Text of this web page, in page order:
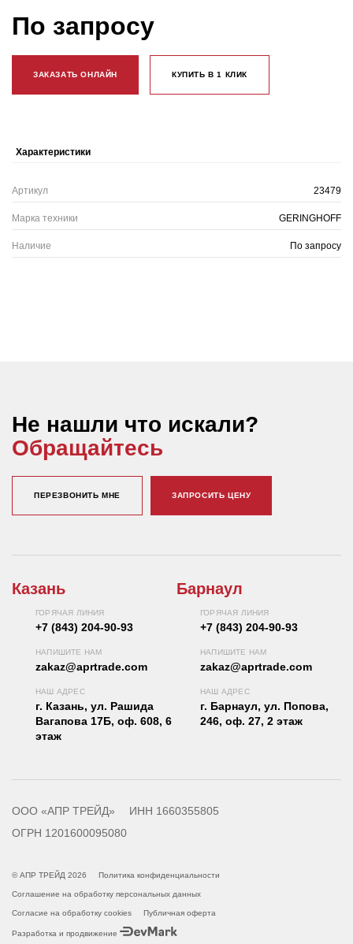
По запросу
ЗАКАЗАТЬ ОНЛАЙН КУПИТЬ В 1 КЛИК
Характеристики
Артикул 23479
Марка техники GERINGHOFF
Наличие По запросу
Не нашли что искали?
Обращайтесь
ПЕРЕЗВОНИТЬ МНЕ ЗАПРОСИТЬ ЦЕНУ
Казань
ГОРЯЧАЯ ЛИНИЯ
+7 (843) 204-90-93
НАПИШИТЕ НАМ
zakaz@aprtrade.com
НАШ АДРЕС
г. Казань, ул. Рашида
Вагапова 17Б, оф. 608, 6
этаж
Барнаул
ГОРЯЧАЯ ЛИНИЯ
+7 (843) 204-90-93
НАПИШИТЕ НАМ
zakaz@aprtrade.com
НАШ АДРЕС
г. Барнаул, ул. Попова,
246, оф. 27, 2 этаж
ООО «АПР ТРЕЙД»
ИНН 1660355805
ОГРН 1201600095080
© АПР ТРЕЙД 2026 Политика конфиденциальности
Соглашение на обработку персональных данных
Согласие на обработку cookies Публичная оферта
Разработка и продвижение